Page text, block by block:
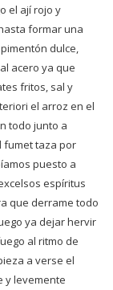
el ají rojo y
formar una
dulce,
acero ya que
fritos, sal y
el arroz en el
todo junto a
fumet taza por
puesto a
espíritus
que derrame todo
ya dejar hervir
al ritmo de
a verse el
y levemente